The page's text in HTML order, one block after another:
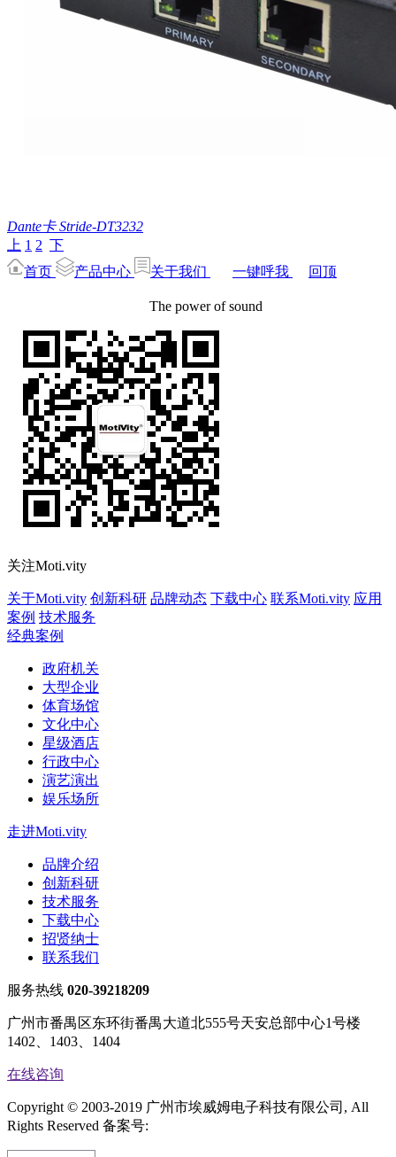
Dante卡 Stride-DT3232
上 1 2 下
首页
产品中心 关于我们 一键呼我 回顶
The power of sound
关注Moti.vity
关于Moti.vity 创新科研 品牌动态 下载中心 联系Moti.vity 应用
案例 技术服务
经典案例
政府机关
大型企业
体育场馆
文化中心
星级酒店
行政中心
演艺演出
娱乐场所
走进Moti.vity
品牌介绍
创新科研
技术服务
下载中心
招贤纳士
联系我们
服务热线 020-39218209
广州市番禺区东环街番禺大道北555号天安总部中心1号楼
1402、1403、1404
在线咨询
Copyright © 2003-2019 广州市埃威姆电子科技有限公司, All
Rights Reserved 备案号: